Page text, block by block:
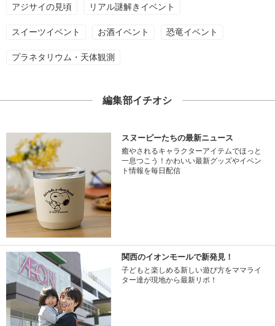
アジサイの見頃 リアル謎解きイベント
スイーツイベント お酒イベント 恐竜イベント
プラネタリウム・天体観測
編集部イチオシ
スヌーピーたちの最新ニュース
癒やされるキャラクターアイテムでほっと
一息つこう！かわいい最新グッズやイベン
ト情報を毎日配信
関西のイオンモールで新発見！
子どもと楽しめる新しい遊び方をママライ
ター達が現地から最新リポ！